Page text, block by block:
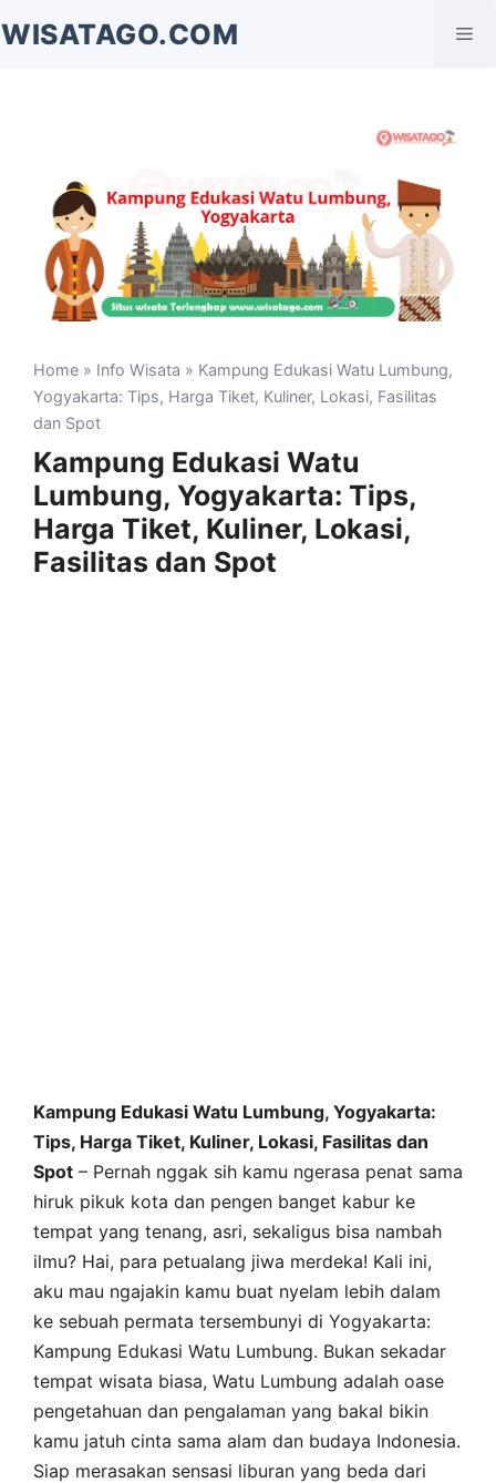
ke
WISATAGO.COM
Home » Info Wisata » Kampung Edukasi Watu Lumbung,
Yogyakarta: Tips, Harga Tiket, Kuliner, Lokasi, Fasilitas
dan Spot
Kampung Edukasi Watu
Lumbung, Yogyakarta: Tips,
Harga Tiket, Kuliner, Lokasi,
Fasilitas dan Spot
Kampung Edukasi Watu Lumbung, Yogyakarta:
Tips, Harga Tiket, Kuliner, Lokasi, Fasilitas dan
Spot – Pernah nggak sih kamu ngerasa penat sama
hiruk pikuk kota dan pengen banget kabur ke
tempat yang tenang, asri, sekaligus bisa nambah
ilmu? Hai, para petualang jiwa merdeka! Kali ini,
aku mau ngajakin kamu buat nyelam lebih dalam
ke sebuah permata tersembunyi di Yogyakarta:
Kampung Edukasi Watu Lumbung. Bukan sekadar
tempat wisata biasa, Watu Lumbung adalah oase
pengetahuan dan pengalaman yang bakal bikin
kamu jatuh cinta sama alam dan budaya Indonesia.
Siap merasakan sensasi liburan yang beda dari